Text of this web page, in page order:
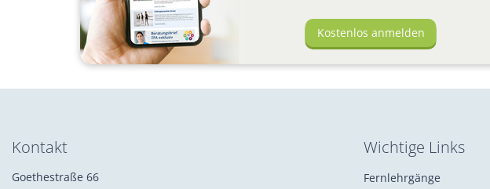
Kostenlos anmelden
Kontakt
Goethestraße 66
Wichtige Links
Fernlehrgänge